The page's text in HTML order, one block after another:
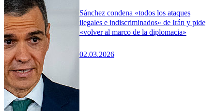
Sánchez condena «todos los ataques
ilegales e indiscriminados» de Irán y pide
«volver al marco de la diplomacia»
02.03.2026